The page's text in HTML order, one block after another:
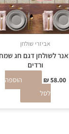
אביזרי שולחן
לשולחן דגם חג
ורדים
₪58.00
הוספה
לסל